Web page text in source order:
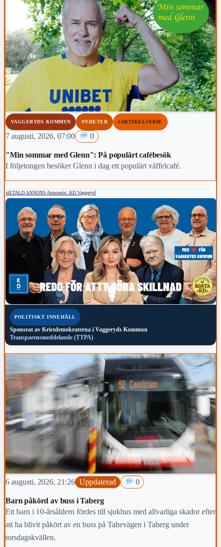
VAGGERYDS KOMMUN NYHETER #ARTIKELSERIE
7 augusti, 2026, 07:00 0
"Min sommar med Glenn": På populärt cafébesök
I följetongen besöker Glenn i dag ett populärt våffelcafé.
BETALD ANNONS|Annonsör: KD Vaggeryd
POLITISKT INNEHÅLL
Sponsrat av Kristdemokraterna i Vaggeryds Kommun
Transparensmeddelande (TTPA)
6 augusti, 2026, 21:26 Uppdaterad 0
Barn påkörd av buss i Taberg
Ett barn i 10-årsåldern fördes till sjukhus med allvarliga skador efter
att ha blivit påkört av en buss på Tahevägen i Taberg under
torsdagskvällen.